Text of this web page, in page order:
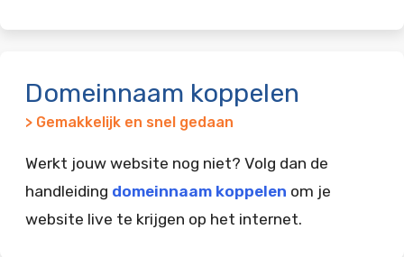
Domeinnaam koppelen
> Gemakkelijk en snel gedaan
Werkt jouw website nog niet? Volg dan de
handleiding domeinnaam koppelen om je
website live te krijgen op het internet.